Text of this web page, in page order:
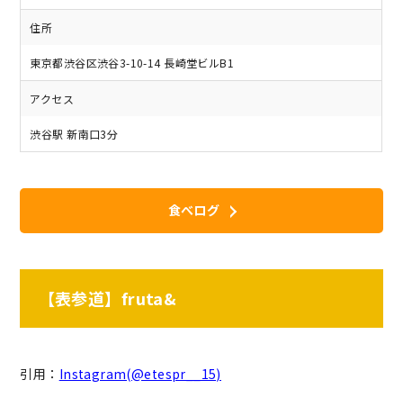
住所
東京都渋谷区渋谷3-10-14 長崎堂ビルB1
アクセス
渋谷駅 新南口3分
食べログ
【表参道】fruta&
引用： Instagram(@etespr__15)